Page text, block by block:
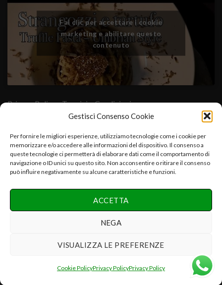
Gestisci Consenso Cookie
Per fornire le migliori esperienze, utilizziamo tecnologie come i cookie per
memorizzare e/o accedere alle informazioni del dispositivo. Il consenso a
queste tecnologie ci permetterà di elaborare dati come il comportamento di
navigazione o ID unici su questo sito. Non acconsentire o ritirare il consenso
può influire negativamente su alcune caratteristiche e funzioni.
ACCETTA
NEGA
VISUALIZZA LE PREFERENZE
Cookie PolicyPrivacy PolicyPrivacy Policy
Fai clic per accettare i cookie
marketing e abilitare questo
contenuto
Privacy Policy- Termini e Condizioni
Cuore Verde Natura srls , via I°Maggio,25-06054.Fratta Todina-
PG-Italy C.f.-P.iva:03392670547-CCIAA PG 03392670547-
REA:PG-286075 e.mail:info@cuoreverdenatura.com
Copyright 2026 ©Cuore Verde Natura srls Tutti i diritti
riservati
Realizzazione Networx Internet Solutions PHOTO-VIDEO &
DESIGN by Danilo P.